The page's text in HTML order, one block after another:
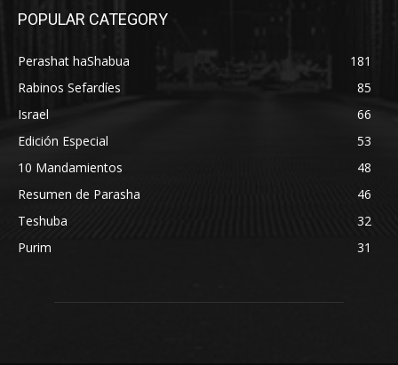
POPULAR CATEGORY
Perashat haShabua
181
Rabinos Sefardíes
85
Israel
66
Edición Especial
53
10 Mandamientos
48
Resumen de Parasha
46
Teshuba
32
Purim
31